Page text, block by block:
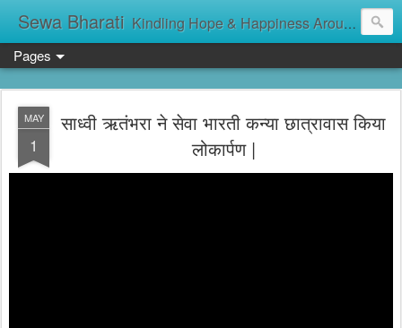
Sewa Bharati Kindling Hope & Happiness Around सेवा भारती சேவாபாரதி సేవా భారతి സേവാഭാരതി સેવા ભારતી সেবা ভাঁরাটি
Pages
MAY
1
साध्वी ऋतंभरा ने सेवा भारती कन्या छात्रावास किया
लोकार्पण |